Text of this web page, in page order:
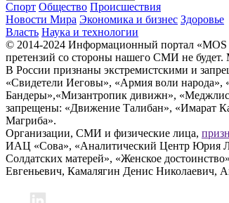
Спорт Общество Происшествия
Новости Мира Экономика и бизнес Здоровье
Власть Наука и технологии
© 2014-2024 Информационный портал «MOS
претензий со стороны нашего СМИ не
В России признаны экстремистскими и
«Свидетели Иеговы», «Армия воли
Бандеры»,«Мизантропик дивижн», «Меджлис
запрещены: «Движение Талибан», «Имарат
Магриба».
Организации, СМИ и физические лица,
ИАЦ «Сова», «Аналитический Центр Юрия
Солдатских матерей», «Женское
Евгеньевич, Камалягин Денис Николаевич,